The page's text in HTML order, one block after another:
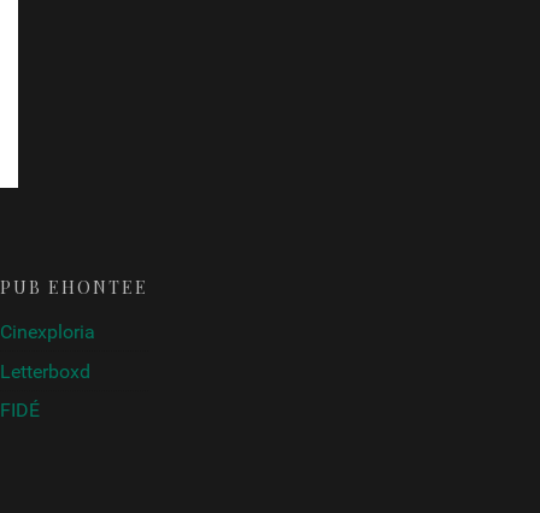
PUB ÉHONTÉE
Cinexploria
Letterboxd
FIDÉ